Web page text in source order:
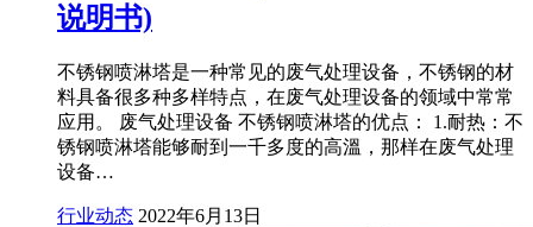
说明书)
不锈钢喷淋塔是一种常见的废气处理设备，不锈钢的材
料具备很多种多样特点，在废气处理设备的领域中常常
应用。 废气处理设备 不锈钢喷淋塔的优点： 1.耐热：不
锈钢喷淋塔能够耐到一千多度的高溫，那样在废气处理
设备…
行业动态 2022年6月13日